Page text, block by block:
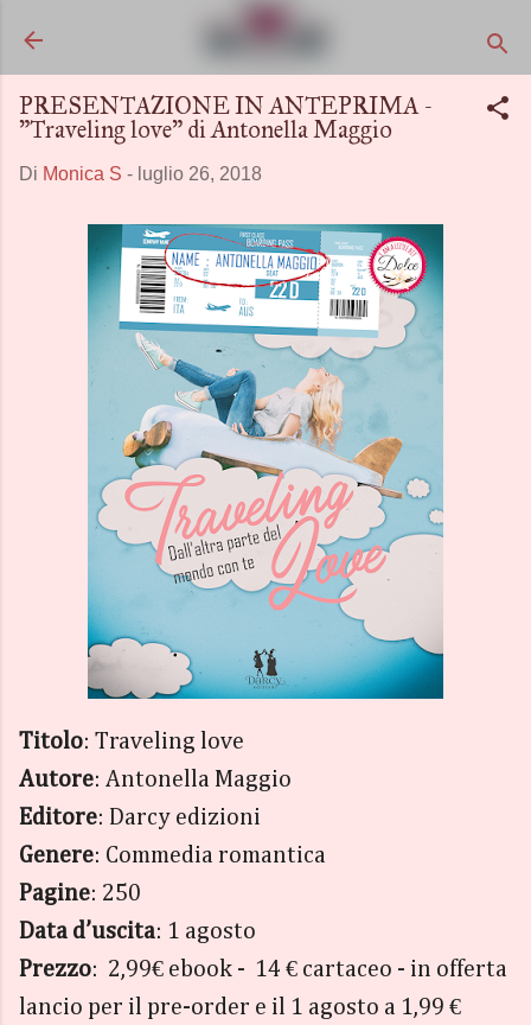
PRESENTAZIONE IN ANTEPRIMA -
"Traveling love" di Antonella Maggio
Di Monica S - luglio 26, 2018
Titolo: Traveling love
Autore: Antonella Maggio
Editore: Darcy edizioni
Genere: Commedia romantica
Pagine: 250
Data d’uscita: 1 agosto
Prezzo: 2,99€ ebook - 14 € cartaceo - in offerta
lancio per il pre-order e il 1 agosto a 1,99 €